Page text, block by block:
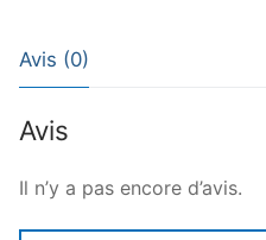
Avis (0)
Avis
Il n’y a pas encore d’avis.